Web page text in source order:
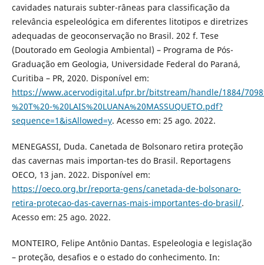
cavidades naturais subter-râneas para classificação da
relevância espeleológica em diferentes litotipos e diretrizes
adequadas de geoconservação no Brasil. 202 f. Tese
(Doutorado em Geologia Ambiental) – Programa de Pós-
Graduação em Geologia, Universidade Federal do Paraná,
Curitiba – PR, 2020. Disponível em:
https://www.acervodigital.ufpr.br/bitstream/handle/1884/
%20T%20-%20LAIS%20LUANA%20MASSUQUETO.pdf?
sequence=1&isAllowed=y. Acesso em: 25 ago. 2022.
MENEGASSI, Duda. Canetada de Bolsonaro retira proteção
das cavernas mais importan-tes do Brasil. Reportagens
OECO, 13 jan. 2022. Disponível em:
https://oeco.org.br/reporta-gens/canetada-de-bolsonaro-
retira-protecao-das-cavernas-mais-importantes-do-brasil/.
Acesso em: 25 ago. 2022.
MONTEIRO, Felipe Antônio Dantas. Espeleologia e legislação
– proteção, desafios e o estado do conhecimento. In: